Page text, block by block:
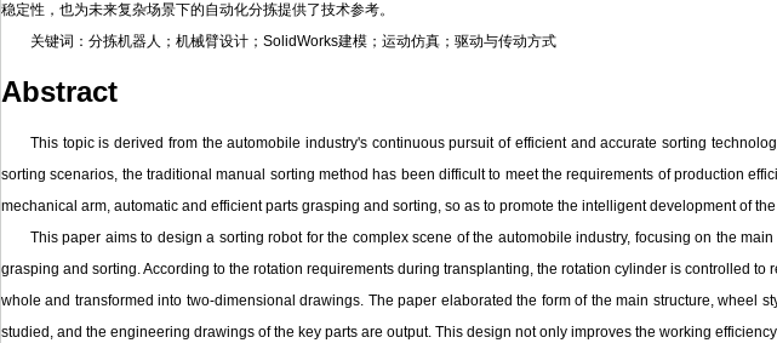
稳定性，也为未来复杂场景下的自动化分拣提供了技术参考。
关键词：分拣机器人；机械臂设计；SolidWorks建模；运动仿真；驱动与传动方式
Abstract
This topic is derived from the automobile industry's continuous pursuit of efficient and accurate sorting
sorting scenarios, the traditional manual sorting method has been difficult to meet the requirements of production
mechanical arm, automatic and efficient parts grasping and sorting, so as to promote the intelligent development of
This paper aims to design a sorting robot for the complex scene of the automobile industry, focusing on the
grasping and sorting. According to the rotation requirements during transplanting, the rotation cylinder is controlled
whole and transformed into two-dimensional drawings. The paper elaborated the form of the main structure,
studied, and the engineering drawings of the key parts are output. This design not only improves the working